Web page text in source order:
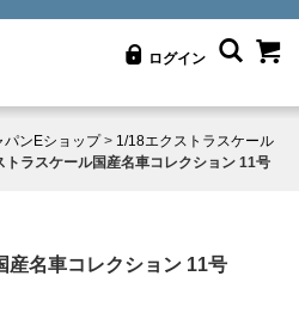
ログイン
パンEショップ> 1/18エクストラスケール
トラスケール国産名車コレクション 11号
産名車コレクション 11号